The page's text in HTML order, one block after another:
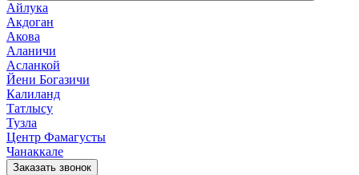
Айлука
Акдоган
Акова
Аланичи
Асланкой
Йени Богазичи
Калиланд
Татлысу
Тузла
Центр Фамагусты
Чанаккале
Заказать звонок